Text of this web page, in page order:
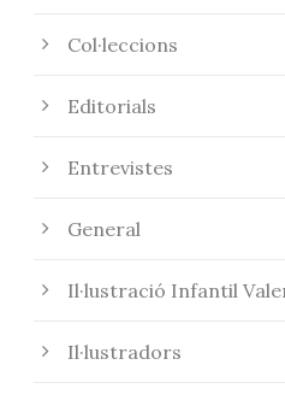
Col·leccions
Editorials
Entrevistes
General
Il·lustració Infantil
Il·lustradors